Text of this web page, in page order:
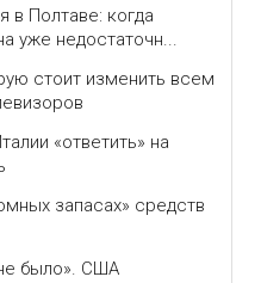
в Полтаве: когда
уже недостаточн...
стоит изменить всем
«ответить» на
запасах» средств
было». США